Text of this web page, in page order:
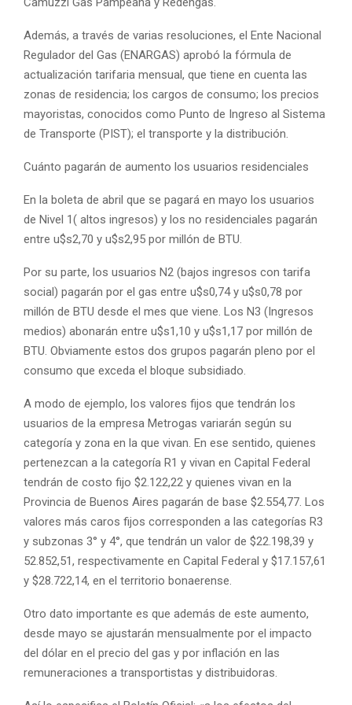
Además, a través de varias resoluciones, el Ente Nacional
Regulador del Gas (ENARGAS) aprobó la fórmula de
actualización tarifaria mensual, que tiene en cuenta las
zonas de residencia; los cargos de consumo; los precios
mayoristas, conocidos como Punto de Ingreso al Sistema
de Transporte (PIST); el transporte y la distribución.
Cuánto pagarán de aumento los usuarios residenciales
En la boleta de abril que se pagará en mayo los usuarios
de Nivel 1( altos ingresos) y los no residenciales pagarán
entre u$s2,70 y u$s2,95 por millón de BTU.
Por su parte, los usuarios N2 (bajos ingresos con tarifa
social) pagarán por el gas entre u$s0,74 y u$s0,78 por
millón de BTU desde el mes que viene. Los N3 (Ingresos
medios) abonarán entre u$s1,10 y u$s1,17 por millón de
BTU. Obviamente estos dos grupos pagarán pleno por el
consumo que exceda el bloque subsidiado.
A modo de ejemplo, los valores fijos que tendrán los
usuarios de la empresa Metrogas variarán según su
categoría y zona en la que vivan. En ese sentido, quienes
pertenezcan a la categoría R1 y vivan en Capital Federal
tendrán de costo fijo $2.122,22 y quienes vivan en la
Provincia de Buenos Aires pagarán de base $2.554,77. Los
valores más caros fijos corresponden a las categorías R3
y subzonas 3° y 4°, que tendrán un valor de $22.198,39 y
52.852,51, respectivamente en Capital Federal y $17.157,61
y $28.722,14, en el territorio bonaerense.
Otro dato importante es que además de este aumento,
desde mayo se ajustarán mensualmente por el impacto
del dólar en el precio del gas y por inflación en las
remuneraciones a transportistas y distribuidoras.